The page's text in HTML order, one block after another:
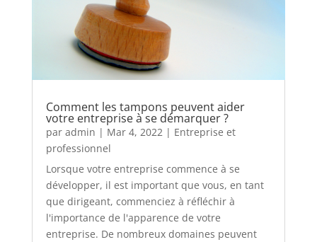
Comment les tampons peuvent aider
votre entreprise à se démarquer ?
par admin | Mar 4, 2022| Entreprise et
professionnel
Lorsque votre entreprise commence à se
développer, il est important que vous, en tant
que dirigeant, commenciez à réfléchir à
l'importance de l'apparence de votre
entreprise. De nombreux domaines peuvent